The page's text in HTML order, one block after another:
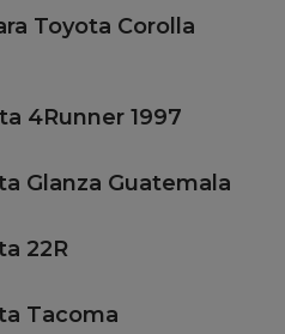
Toyota Corolla
4Runner 1997
Glanza Guatemala
22R
Tacoma